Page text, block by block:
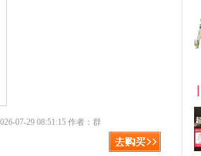
07-29 08:51:15 作者：群